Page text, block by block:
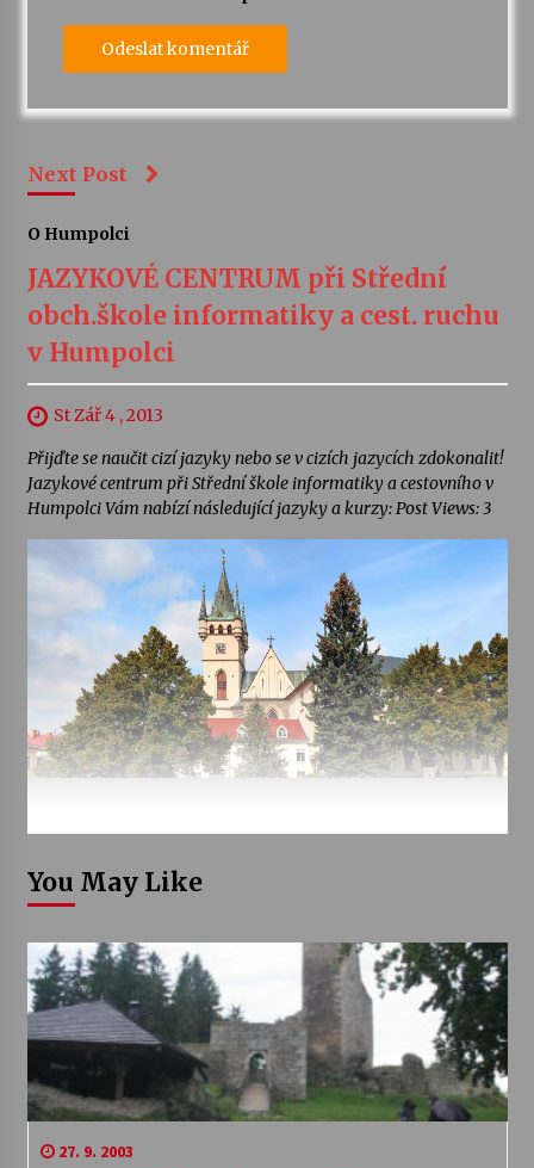
Next Post
O Humpolci
JAZYKOVÉ CENTRUM při Střední
obch.škole informatiky a cest. ruchu
v Humpolci
St Zář 4 , 2013
Přijďte se naučit cizí jazyky nebo se v cizích jazycích zdokonalit!
Jazykové centrum při Střední škole informatiky a cestovního v
Humpolci Vám nabízí následující jazyky a kurzy: Post Views: 3
You May Like
27. 9. 2003